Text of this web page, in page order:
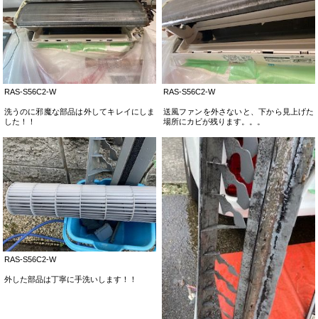
RAS-S56C2-W
洗うのに邪魔な部品は外してキレイにしま
した！！
RAS-S56C2-W
送風ファンを外さないと、下から見上げた
場所にカビが残ります。。。
RAS-S56C2-W
外した部品は丁寧に手洗いします！！